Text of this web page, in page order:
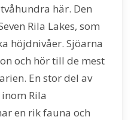
här. Den
Rila Lakes, som
höjdnivåer. Sjöarna
och hör till de mest
En stor del av
Rila
en rik fauna och